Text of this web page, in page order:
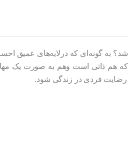
باشد؟ به گونه‌ای که درلایه‌های
است که هم ذاتی است وهم به صورت
رضایت فردی در زندگی شود.